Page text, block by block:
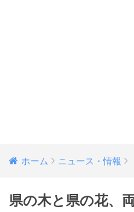
ホーム ニュース・情報
県の木と県の花、